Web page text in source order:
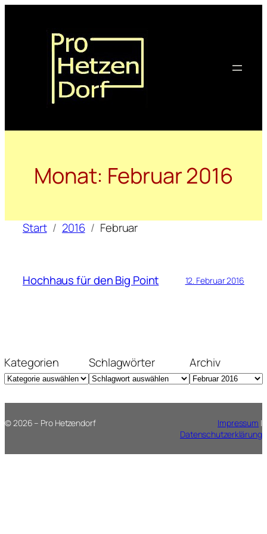
Monat: Februar 2016
Start 2016 Februar
Hochhaus für den Big Point 12. Februar 2016
Kategorien Schlagwörter Archiv
© 2026 – Pro Hetzendorf Impressum |
Datenschutzerklärung